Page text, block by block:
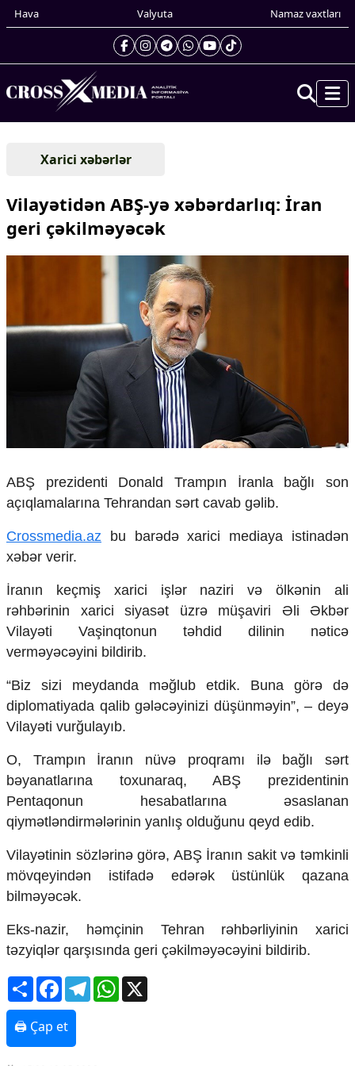
Hava Valyuta Namaz vaxtları
Gündəm
Xarici xəbərlər
Cənubi Qafqaz
Afrika
Çarpaz baxış
Geosiyasi
İqtisadi
Araşdırma
Multimedia
Foto
Video
Podcast
Humanitar
Elm və təhsil
Diaspor
Yüksəliş hekayəsi
Mədəniyyətimizin Zəfəri
Zəfər Diasporu
Səhiyyə
Ailə və uşaq
Turizm
İqtisadiyyat
İqtisadi xəbərlər
Energetika
Neft-qaz
Əmək və sosial siyasət
Hərbi sənaye
Telekommunikasiya və nəqliyyat
Cəmiyyət
Crossmedia.az - 1 yaş
Siyasət
Xarici xəbərlər
Vilayətidən ABŞ-yə xəbərdarlıq: İran
geri çəkilməyəcək
ABŞ prezidenti Donald Trampın İranla bağlı son
açıqlamalarına Tehrandan sərt cavab gəlib.
Crossmedia.az bu barədə xarici mediaya istinadən
xəbər verir.
İranın keçmiş xarici işlər naziri və ölkənin ali
rəhbərinin xarici siyasət üzrə müşaviri Əli Əkbər
Vilayəti Vaşinqtonun təhdid dilinin nəticə
verməyəcəyini bildirib.
“Biz sizi meydanda məğlub etdik. Buna görə də
diplomatiyada qalib gələcəyinizi düşünməyin”, – deyə
Vilayəti vurğulayıb.
O, Trampın İranın nüvə proqramı ilə bağlı sərt
bəyanatlarına toxunaraq, ABŞ prezidentinin
Pentaqonun hesabatlarına əsaslanan
qiymətləndirmələrinin yanlış olduğunu qeyd edib.
Vilayətinin sözlərinə görə, ABŞ İranın sakit və təmkinli
mövqeyindən istifadə edərək üstünlük qazana
bilməyəcək.
Eks-nazir, həmçinin Tehran rəhbərliyinin xarici
təzyiqlər qarşısında geri çəkilməyəcəyini bildirib.
ShareFacebookTelegramWhatsApp
🖨 Çap et